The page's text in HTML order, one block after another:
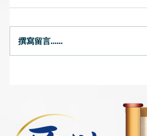
立冬‧二十四節氣(1)
撰寫留言......